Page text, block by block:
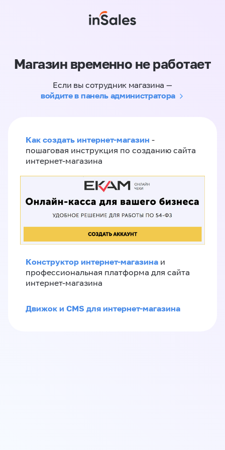
Магазин временно не работает
Если вы сотрудник магазина —
войдите в панель администратора
Как создать интернет-магазин -
пошаговая инструкция по созданию сайта
интернет-магазина
Конструктор интернет-магазина и
профессиональная платформа для сайта
интернет-магазина
Движок и CMS для интернет-магазина